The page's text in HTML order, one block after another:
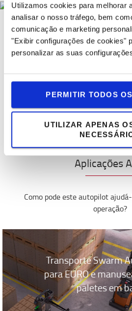
Utilizamos cookies para melhorar
analisar o nosso tráfego, bem
comunicação e marketing
"Exibir configurações de cookies"
personalizar as suas
PERMITIR TODOS
UTILIZAR APENAS
Carregamento
Os SAI125CB Toyota estão
iões delítio que são até
energeticamente, reduzindo as
capacidade de
empilhadores AGV podem
tarefas, sem necessidade de
tornando tudo totalmente
Aplicações
Como pode este autopilot
operação?
Transporte Swarm
para EURO e
paletes em